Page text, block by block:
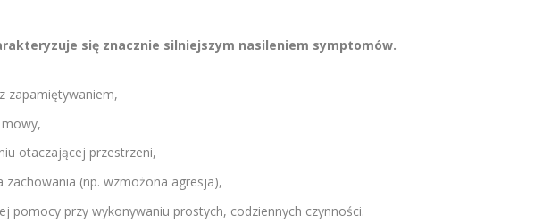
się znacznie silniejszym nasileniem symptomów.
zapamiętywaniem,
otaczającej przestrzeni,
zachowania (np. wzmożona agresja),
pomocy przy wykonywaniu prostych, codziennych czynności.